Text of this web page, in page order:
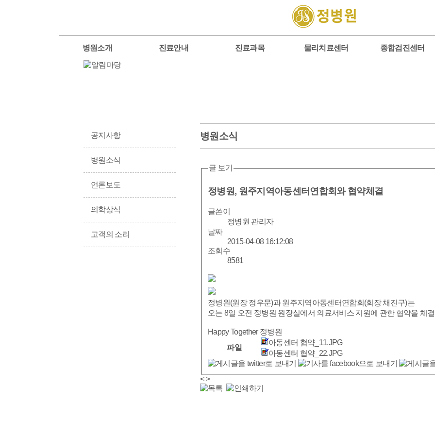
병원소개 진료안내 진료과목 물리치료센터 종합검진센터
공지사항
병원소식
언론보도
의학상식
고객의 소리
병원소식
글 보기
정병원, 원주지역아동센터연합회와 협약체결
글쓴이
정병원 관리자
날짜
2015-04-08 16:12:08
조회수
8581
정병원(원장 정우문)과 원주지역아동센터연합회(회장 채진구)는
오는 8일 오전 정병원 원장실에서 의료서비스 지원에 관한 협약을 체
Happy Together 정병원
파일
아동센터 협약_11.JPG
아동센터 협약_22.JPG
< >